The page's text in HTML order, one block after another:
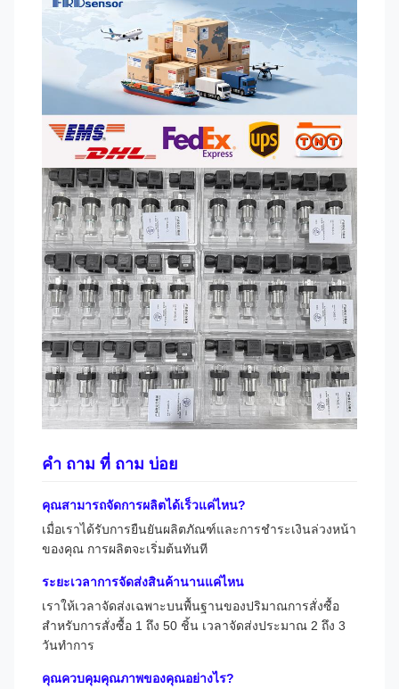
คํา ถาม ที่ ถาม บ่อย
คุณสามารถจัดการผลิตได้เร็วแค่ไหน?
เมื่อเราได้รับการยืนยันผลิตภัณฑ์และการชําระเงินล่วงหน้า
ของคุณ การผลิตจะเริ่มต้นทันที
ระยะเวลาการจัดส่งสินค้านานแค่ไหน
เราให้เวลาจัดส่งเฉพาะบนพื้นฐานของปริมาณการสั่งซื้อ
สําหรับการสั่งซื้อ 1 ถึง 50 ชิ้น เวลาจัดส่งประมาณ 2 ถึง 3
วันทําการ
คุณควบคุมคุณภาพของคุณอย่างไร?